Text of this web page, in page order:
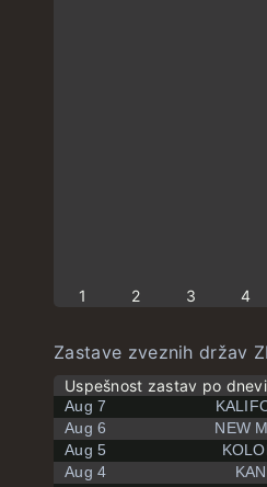
1 2 3 4
Zastave zveznih držav
Uspešnost zastav po
Aug 7
Aug 6
NEW
Aug 5
Aug 4